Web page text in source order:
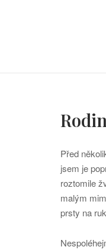
Před
jsem je
roztomile
malým
prsty na